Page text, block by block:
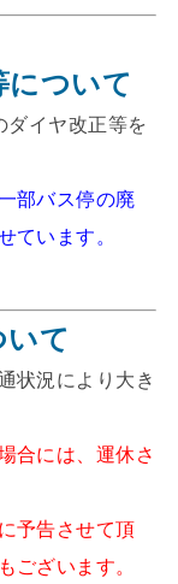
について
ダイヤ改正等を
部バス停の廃
ています。
て
状況により大き
合には、運休さ
予告させて頂
ございます。